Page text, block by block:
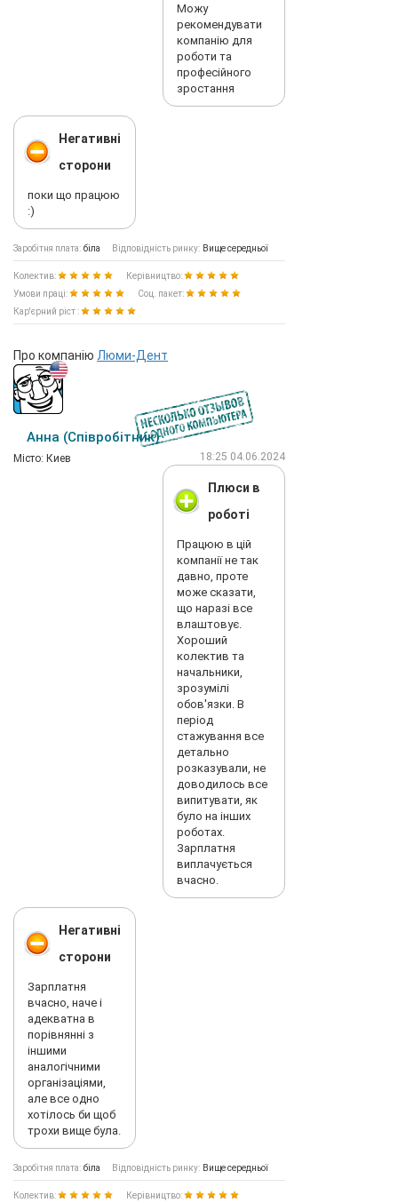
Можу
рекомендувати
компанію для
роботи та
професійного
зростання
Негативні
сторони
поки що працюю
:)
Заробітня плата: біла Відповідність ринку: Вище середньої
Колектив:
Керівництво:
Умови праці:
Соц. пакет:
Кар'єрний ріст :
Про компанію Люми-Дент
Анна (Співробітник)
Мiсто: Киев 18:25 04.06.2024
Плюси в
роботі
Працюю в цій
компанії не так
давно, проте
може сказати,
що наразі все
влаштовує.
Хороший
колектив та
начальники,
зрозумілі
обов'язки. В
період
стажування все
детально
розказували, не
доводилось все
випитувати, як
було на інших
роботах.
Зарплатня
виплачується
вчасно.
Негативні
сторони
Зарплатня
вчасно, наче і
адекватна в
порівнянні з
іншими
аналогічними
організаціями,
але все одно
хотілось би щоб
трохи вище була.
Заробітня плата: біла Відповідність ринку: Вище середньої
Колектив: Керівництво: